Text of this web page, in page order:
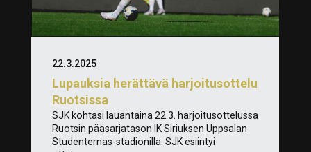
Lupauksia herättävä harjoitusottelu
Ruotsissa
22.3.2025
SJK kohtasi lauantaina 22.3. harjoitusottelussa
Ruotsin pääsarjatason IK Siriuksen Uppsalan
Studenternas-stadionilla. SJK esiintyi